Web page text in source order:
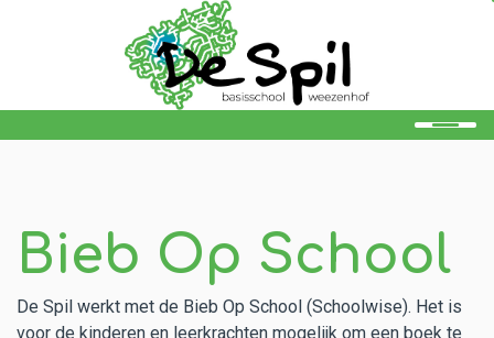
Ons onderwijs
Ouders
Bieb Op School
De Spil werkt met de Bieb Op School (Schoolwise). Het is
voor de kinderen en leerkrachten mogelijk om een boek te